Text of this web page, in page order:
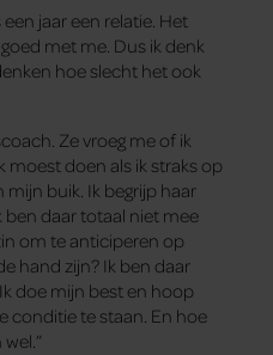
jaar een relatie. Het
met me. Dus ik denk
hoe slecht het ook
Ze vroeg me of ik
moest doen als ik straks op
buik. Ik begrijp haar
ben daar totaal niet mee
om te anticiperen op
hand zijn? Ik ben daar
doe mijn best en hoop
conditie te staan. En hoe